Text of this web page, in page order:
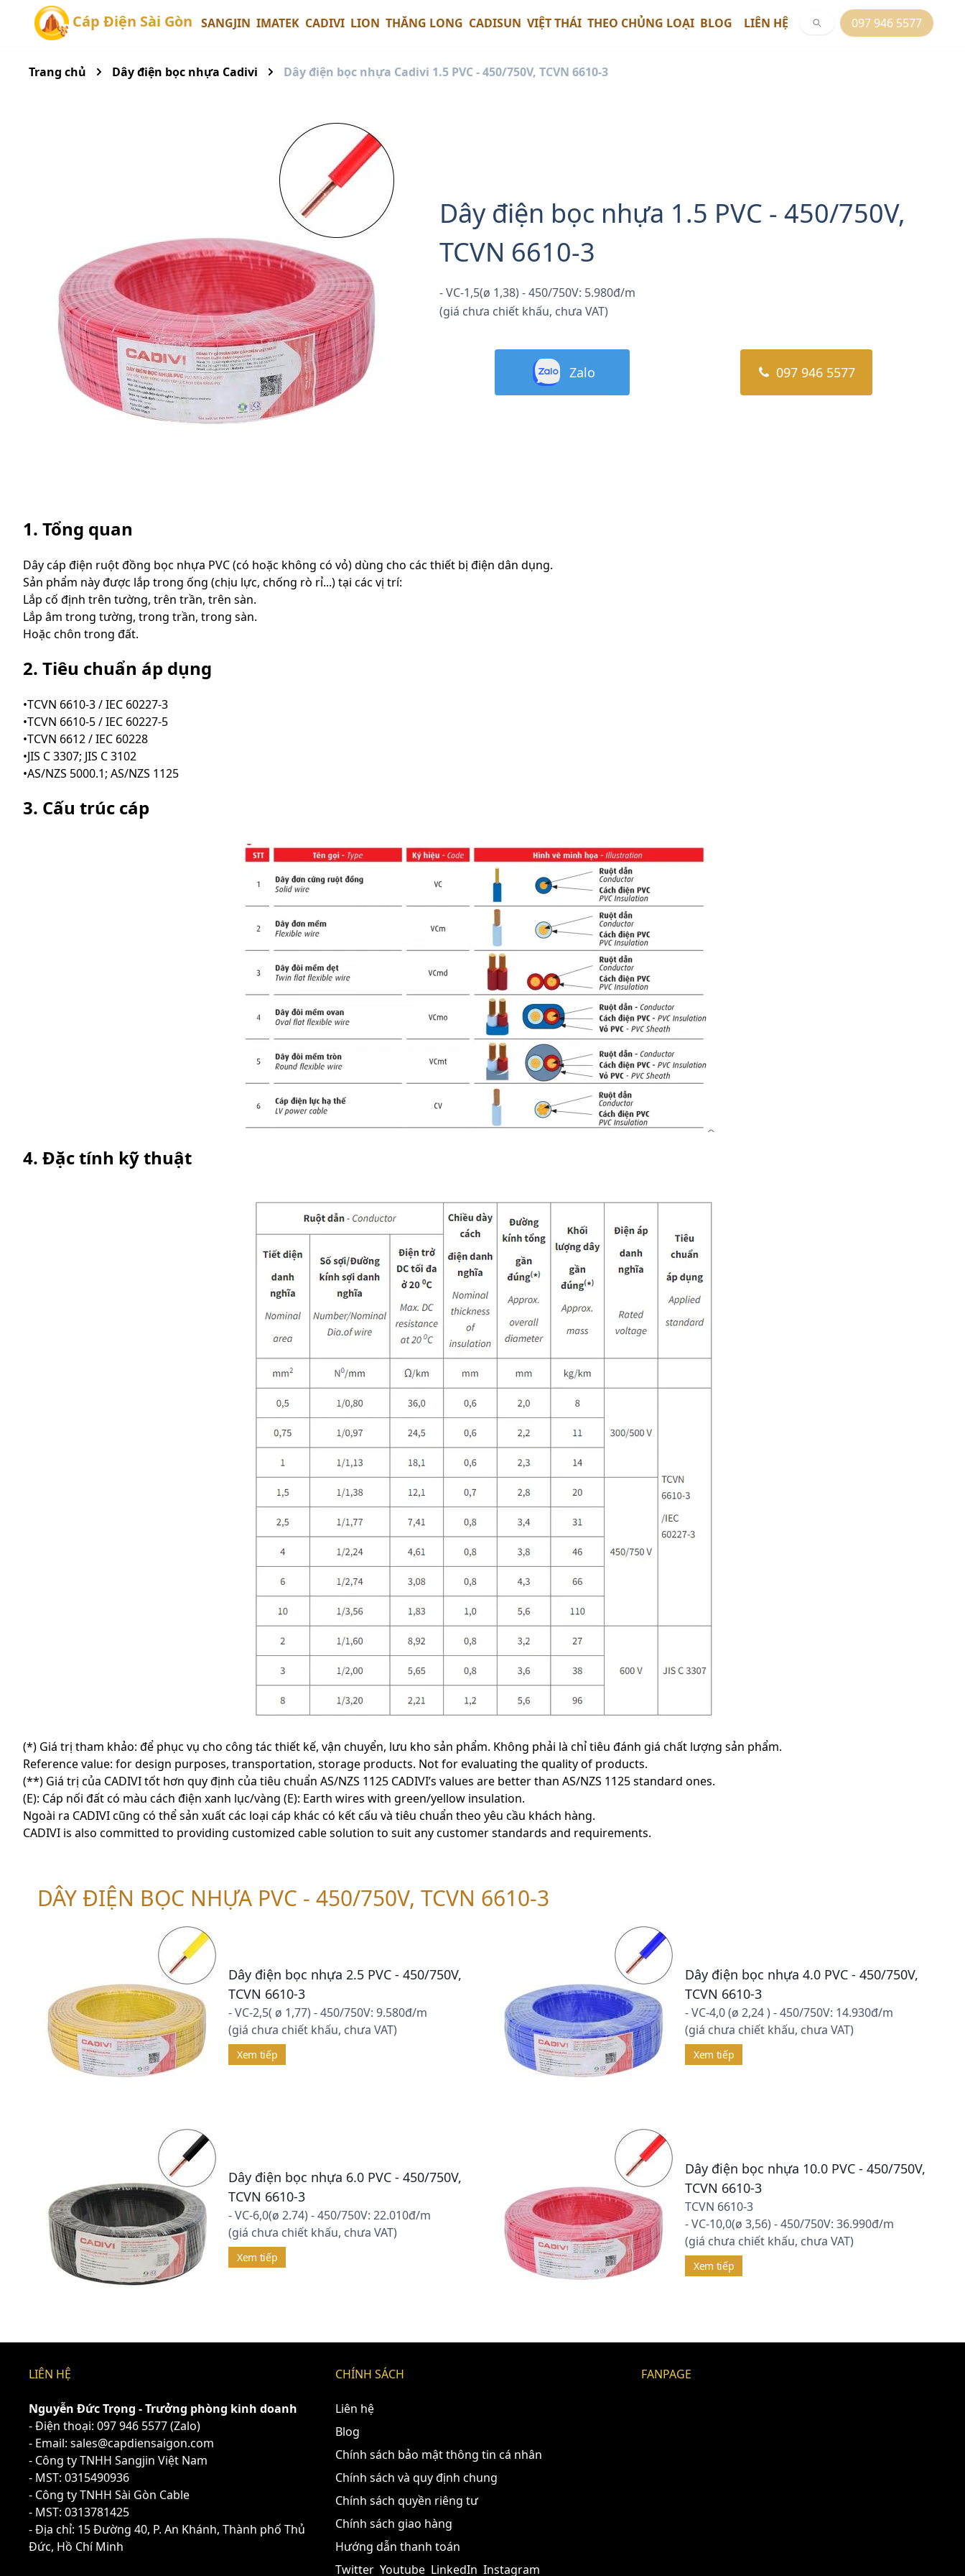
Cáp Điện Sài Gòn SANGJIN IMATEK CADIVI LION THĂNG LONG CADISUN VIỆT THÁI THEO CHỦNG LOẠI BLOG LIÊN HỆ 097 946 5577
Trang chủ Dây điện bọc nhựa Cadivi Dây điện bọc nhựa Cadivi 1.5 PVC - 450/750V, TCVN 6610-3
Dây điện bọc nhựa 1.5 PVC - 450/750V,
TCVN 6610-3
- VC-1,5(ø 1,38) - 450/750V: 5.980đ/m
(giá chưa chiết khấu, chưa VAT)
Zalo 097 946 5577
1. Tổng quan
Dây cáp điện ruột đồng bọc nhựa PVC (có hoặc không có vỏ) dùng cho các thiết bị điện dân dụng.
Sản phẩm này được lắp trong ống (chịu lực, chống rò rỉ...) tại các vị trí:
Lắp cố định trên tường, trên trần, trên sàn.
Lắp âm trong tường, trong trần, trong sàn.
Hoặc chôn trong đất.
2. Tiêu chuẩn áp dụng
•TCVN 6610-3 / IEC 60227-3
•TCVN 6610-5 / IEC 60227-5
•TCVN 6612 / IEC 60228
•JIS C 3307; JIS C 3102
•AS/NZS 5000.1; AS/NZS 1125
3. Cấu trúc cáp
4. Đặc tính kỹ thuật
(*) Giá trị tham khảo: để phục vụ cho công tác thiết kế, vận chuyển, lưu kho sản phẩm. Không phải là chỉ tiêu đánh giá chất lượng sản phẩm.
Reference value: for design purposes, transportation, storage products. Not for evaluating the quality of products.
(**) Giá trị của CADIVI tốt hơn quy định của tiêu chuẩn AS/NZS 1125 CADIVI’s values are better than AS/NZS 1125 standard ones.
(E): Cáp nối đất có màu cách điện xanh lục/vàng (E): Earth wires with green/yellow insulation.
Ngoài ra CADIVI cũng có thể sản xuất các loại cáp khác có kết cấu và tiêu chuẩn theo yêu cầu khách hàng.
CADIVI is also committed to providing customized cable solution to suit any customer standards and requirements.
DÂY ĐIỆN BỌC NHỰA PVC - 450/750V, TCVN 6610-3
Dây điện bọc nhựa 2.5 PVC - 450/750V,
TCVN 6610-3
- VC-2,5( ø 1,77) - 450/750V: 9.580đ/m
(giá chưa chiết khấu, chưa VAT)
Xem tiếp
Dây điện bọc nhựa 4.0 PVC - 450/750V,
TCVN 6610-3
- VC-4,0 (ø 2,24 ) - 450/750V: 14.930đ/m
(giá chưa chiết khấu, chưa VAT)
Xem tiếp
Dây điện bọc nhựa 6.0 PVC - 450/750V,
TCVN 6610-3
- VC-6,0(ø 2.74) - 450/750V: 22.010đ/m
(giá chưa chiết khấu, chưa VAT)
Xem tiếp
Dây điện bọc nhựa 10.0 PVC - 450/750V,
TCVN 6610-3
TCVN 6610-3
- VC-10,0(ø 3,56) - 450/750V: 36.990đ/m
(giá chưa chiết khấu, chưa VAT)
Xem tiếp
LIÊN HỆ
Nguyễn Đức Trọng - Trưởng phòng kinh doanh
- Điện thoại: 097 946 5577(Zalo)
- Email: sales@capdiensaigon.com
- Công ty TNHH Sangjin Việt Nam
- MST: 0315490936
- Công ty TNHH Sài Gòn Cable
- MST: 0313781425
- Địa chỉ: 15 Đường 40, P. An Khánh, Thành phố Thủ
Đức, Hồ Chí Minh
CHÍNH SÁCH
Liên hệ
Blog
Chính sách bảo mật thông tin cá nhân
Chính sách và quy định chung
Chính sách quyền riêng tư
Chính sách giao hàng
Hướng dẫn thanh toán
Twitter Youtube LinkedIn Instagram
FANPAGE